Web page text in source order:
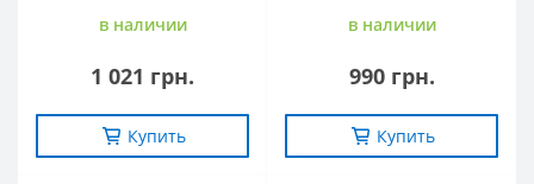
в наличии
1 021 грн.
Купить
в наличии
990 грн.
Купить